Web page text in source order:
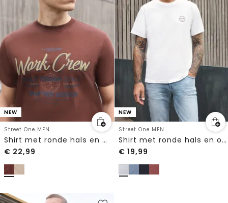
NEW
Street One MEN
Shirt met ronde hals en Wording Artwork
€ 22,99
NEW
Street One MEN
Shirt met ronde hals en opdruk op de borst
€ 19,99